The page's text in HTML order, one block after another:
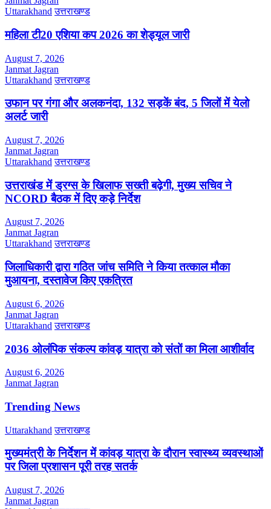
Uttarakhand उत्तराखण्ड
महिला टी20 एशिया कप 2026 का शेड्यूल जारी
August 7, 2026
Janmat Jagran
Uttarakhand उत्तराखण्ड
उफान पर गंगा और अलकनंदा, 132 सड़कें बंद, 5 जिलों में येलो
अलर्ट जारी
August 7, 2026
Janmat Jagran
Uttarakhand उत्तराखण्ड
उत्तराखंड में ड्रग्स के खिलाफ सख्ती बढ़ेगी, मुख्य सचिव ने
NCORD बैठक में दिए कड़े निर्देश
August 7, 2026
Janmat Jagran
Uttarakhand उत्तराखण्ड
जिलाधिकारी द्वारा गठित जांच समिति ने किया तत्काल मौका
मुआयना, दस्तावेज किए एकत्रित
August 6, 2026
Janmat Jagran
Uttarakhand उत्तराखण्ड
2036 ओलंपिक संकल्प कांवड़ यात्रा को संतों का मिला आशीर्वाद
August 6, 2026
Janmat Jagran
Trending News
Uttarakhand उत्तराखण्ड
मुख्यमंत्री के निर्देशन में कांवड़ यात्रा के दौरान स्वास्थ्य व्यवस्थाओं
पर जिला प्रशासन पूरी तरह सतर्क
August 7, 2026
Janmat Jagran